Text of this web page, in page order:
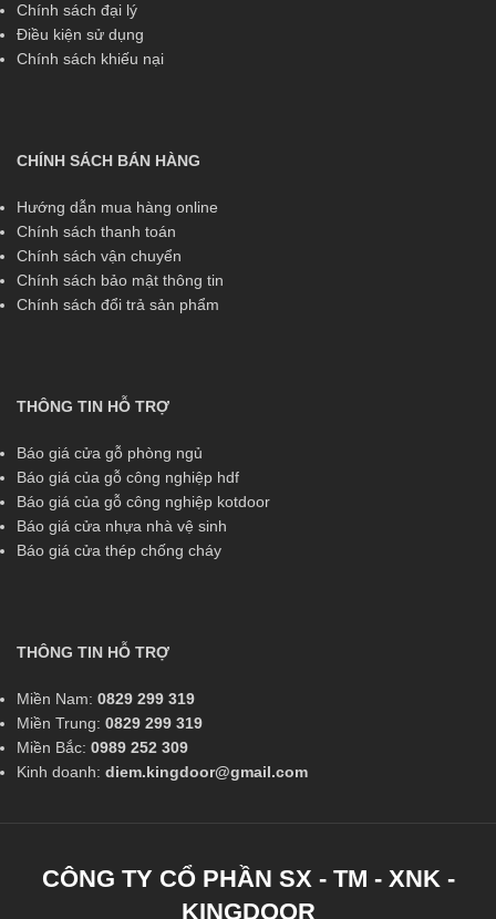
Chính sách đại lý
Điều kiện sử dụng
Chính sách khiếu nại
CHÍNH SÁCH BÁN HÀNG
Hướng dẫn mua hàng online
Chính sách thanh toán
Chính sách vận chuyển
Chính sách bảo mật thông tin
Chính sách đổi trả sản phẩm
THÔNG TIN HỖ TRỢ
Báo giá cửa gỗ phòng ngủ
Báo giá của gỗ công nghiệp hdf
Báo giá của gỗ công nghiệp kotdoor
Báo giá cửa nhựa nhà vệ sinh
Báo giá cửa thép chống cháy
THÔNG TIN HỖ TRỢ
Miền Nam: 0829 299 319
Miền Trung: 0829 299 319
Miền Bắc: 0989 252 309
Kinh doanh: diem.kingdoor@gmail.com
CÔNG TY CỔ PHẦN SX - TM - XNK -
KINGDOOR